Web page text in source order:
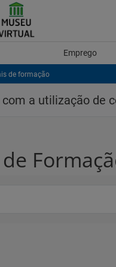
Emprego
de formação
a utilização de